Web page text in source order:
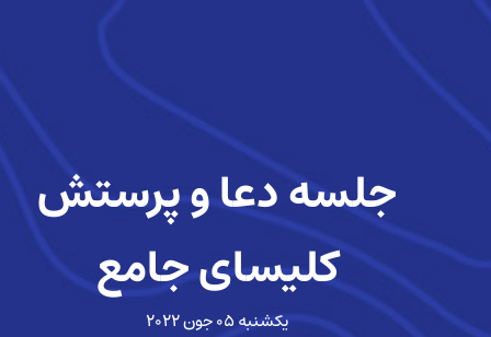
جلسه دعا و پرستش
کلیسای جامع
یکشنبه ۰۵ جون ۲۰۲۲